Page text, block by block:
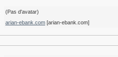
(Pas d'avatar)
arian-ebank.com [arian-ebank.com]